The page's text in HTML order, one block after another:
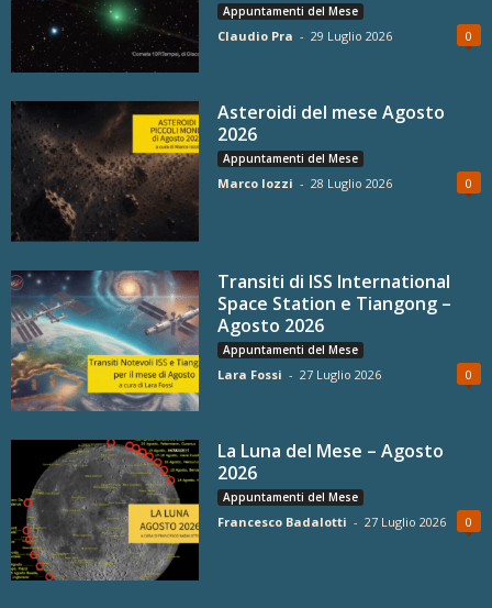
Appuntamenti del Mese
Claudio Pra - 29 Luglio 2026 0
Asteroidi del mese Agosto
2026
Appuntamenti del Mese
Marco Iozzi - 28 Luglio 2026 0
Transiti di ISS International
Space Station e Tiangong –
Agosto 2026
Appuntamenti del Mese
Lara Fossi - 27 Luglio 2026 0
La Luna del Mese – Agosto
2026
Appuntamenti del Mese
Francesco Badalotti - 27 Luglio 2026 0